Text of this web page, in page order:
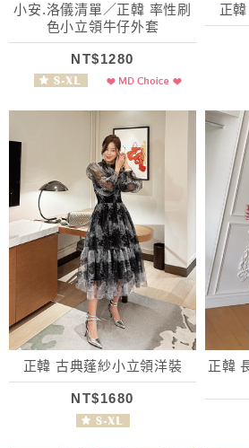
小安.洛儀清單／正韓 率性刷
色小立領牛仔外套
NT$1280
正
正韓 古典蓬紗小立領洋裝
NT$1680
正韓